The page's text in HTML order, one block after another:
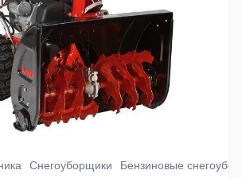
Снегоуборщики Бензиновые